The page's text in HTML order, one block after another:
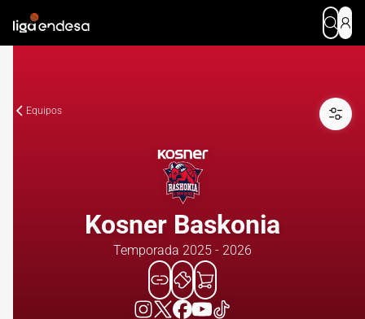
Equipos
Kosner Baskonia
Temporada 2025 - 2026